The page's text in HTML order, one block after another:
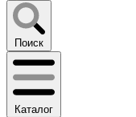
Поиск
Каталог